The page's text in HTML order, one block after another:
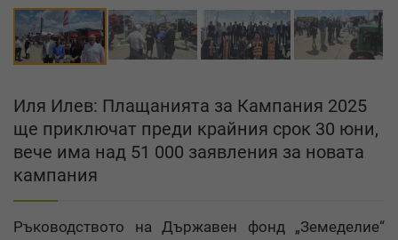
Иля Илев: Плащанията за Кампания 2025
ще приключат преди крайния срок 30 юни,
вече има над 51 000 заявления за новата
кампания
Ръководството на Държавен фонд „Земеделие“